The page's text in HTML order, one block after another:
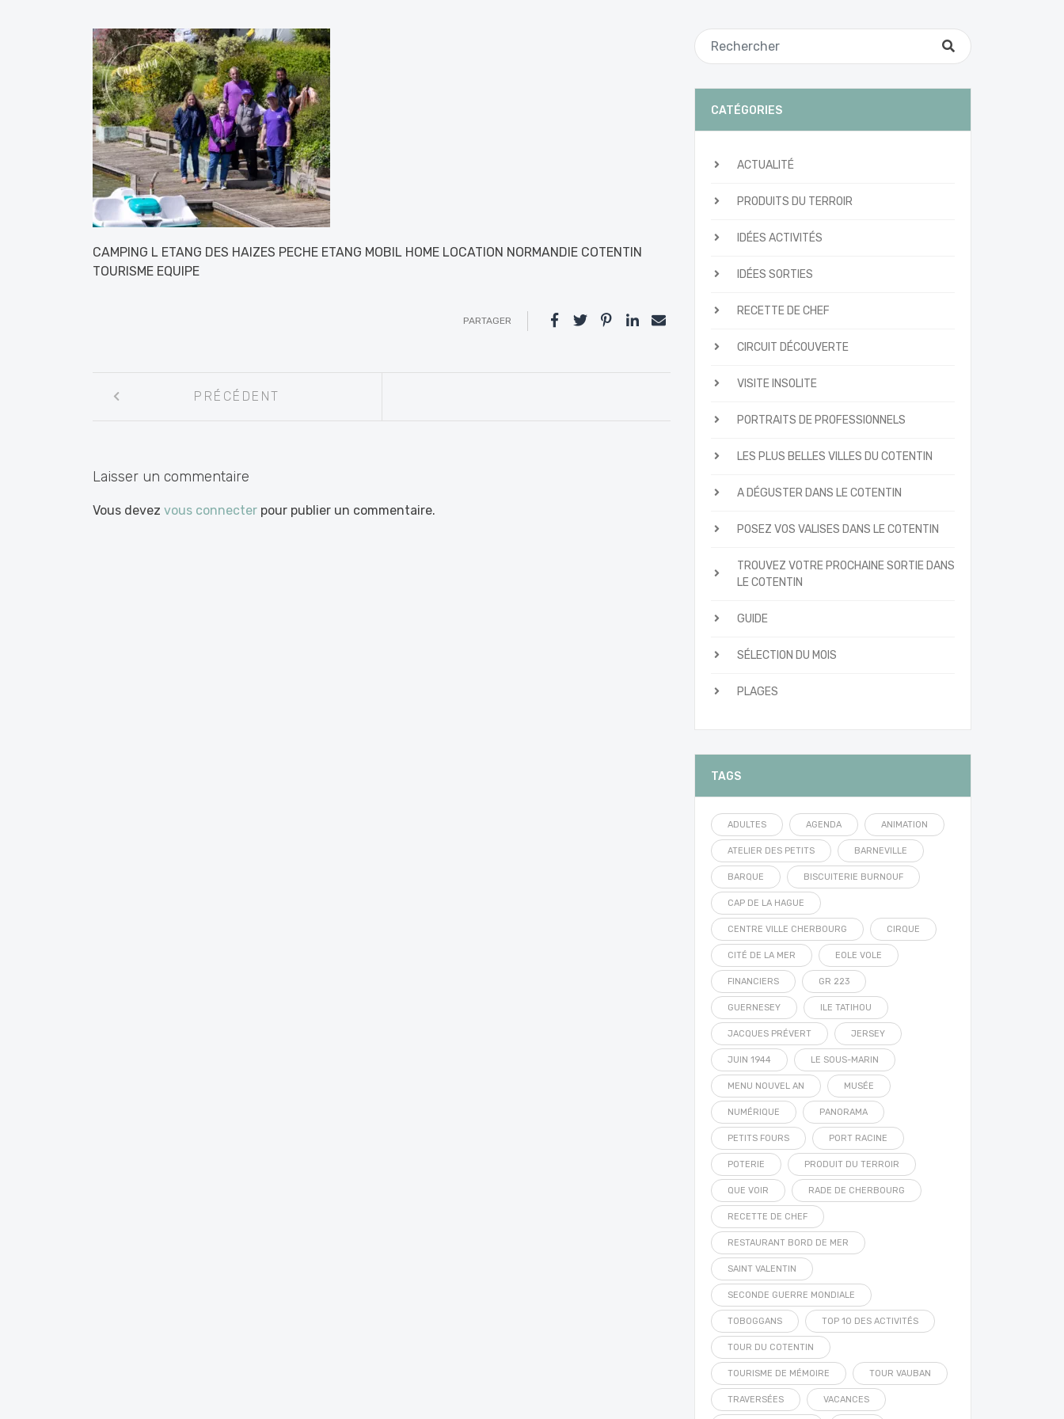
CAMPING L ETANG DES HAIZES PECHE ETANG MOBIL HOME LOCATION NORMANDIE COTENTIN
TOURISME EQUIPE
PARTAGER
entre
PRÉCÉDENT
Laisser un commentaire
Vous devez vous connecter pour publier un commentaire.
CATÉGORIES
ACTUALITÉ
PRODUITS DU TERROIR
IDÉES ACTIVITÉS
IDÉES SORTIES
RECETTE DE CHEF
CIRCUIT DÉCOUVERTE
VISITE INSOLITE
PORTRAITS DE PROFESSIONNELS
LES PLUS BELLES VILLES DU COTENTIN
A DÉGUSTER DANS LE COTENTIN
POSEZ VOS VALISES DANS LE COTENTIN
TROUVEZ VOTRE PROCHAINE SORTIE DANS
LE COTENTIN
GUIDE
SÉLECTION DU MOIS
PLAGES
TAGS
ADULTES AGENDA ANIMATION
ATELIER DES PETITS BARNEVILLE
BARQUE BISCUITERIE BURNOUF
CAP DE LA HAGUE
CENTRE VILLE CHERBOURG CIRQUE
CITÉ DE LA MER EOLE VOLE
FINANCIERS GR 223
GUERNESEY ILE TATIHOU
JACQUES PRÉVERT JERSEY
JUIN 1944 LE SOUS-MARIN
MENU NOUVEL AN MUSÉE
NUMÉRIQUE PANORAMA
PETITS FOURS PORT RACINE
POTERIE PRODUIT DU TERROIR
QUE VOIR RADE DE CHERBOURG
RECETTE DE CHEF
RESTAURANT BORD DE MER
SAINT VALENTIN
SECONDE GUERRE MONDIALE
TOBOGGANS TOP 10 DES ACTIVITÉS
TOUR DU COTENTIN
TOURISME DE MÉMOIRE TOUR VAUBAN
TRAVERSÉES VACANCES